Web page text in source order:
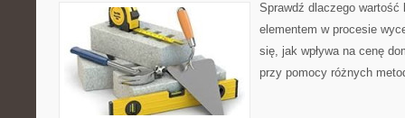
Sprawdź dlaczego
elementem w procesie
się, jak wpływa na cenę
przy pomocy różnych